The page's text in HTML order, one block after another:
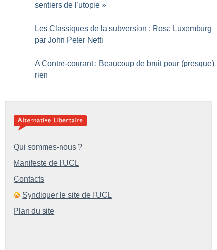
sentiers de l’utopie »
Les Classiques de la subversion : Rosa Luxemburg
par John Peter Netti
A Contre-courant : Beaucoup de bruit pour (presque)
rien
Qui sommes-nous ?
Manifeste de l'UCL
Contacts
Syndiquer le site de l'UCL
Plan du site